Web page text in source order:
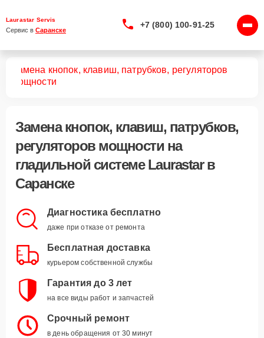
Laurastar Servis
Сервис в Саранске
+7 (800) 100-91-25
Замена кнопок, клавиш, патрубков, регуляторов
мощности
Замена кнопок, клавиш, патрубков,
регуляторов мощности на
гладильной системе Laurastar в
Саранске
Диагностика бесплатно
даже при отказе от ремонта
Бесплатная доставка
курьером собственной службы
Гарантия до 3 лет
на все виды работ и запчастей
Срочный ремонт
в день обращения от 30 минут